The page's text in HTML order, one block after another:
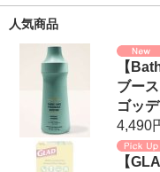
人気商品
【
ブー
ゴッ
4,490
【